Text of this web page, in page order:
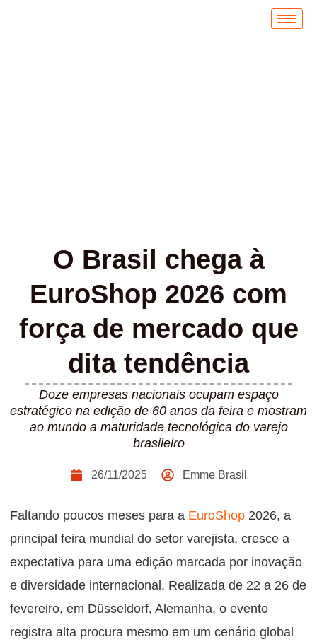
O Brasil chega à
EuroShop 2026 com
força de mercado que
dita tendência
Doze empresas nacionais ocupam espaço
estratégico na edição de 60 anos da feira e mostram
ao mundo a maturidade tecnológica do varejo
brasileiro
26/11/2025 Emme Brasil
Faltando poucos meses para a EuroShop 2026, a
principal feira mundial do setor varejista, cresce a
expectativa para uma edição marcada por inovação
e diversidade internacional. Realizada de 22 a 26 de
fevereiro, em Düsseldorf, Alemanha, o evento
registra alta procura mesmo em um cenário global